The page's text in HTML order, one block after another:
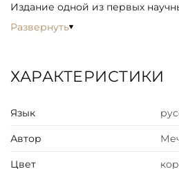
Издание одной из первых
геронтологии ее основателя -
(1845-1916), одного из
эволюционной эмбриологии,
воспаления и фагоцитарной
форме всесторонне
человека, о природе старения и
Развернуть
ХАРАКТЕРИСТИКИ
Язык
Автор
Цвет